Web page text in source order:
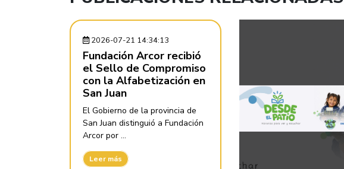
2026-07-21 14:34:13
Fundación Arcor recibió
el Sello de Compromiso
con la Alfabetización en
San Juan
El Gobierno de la provincia de
San Juan distinguió a Fundación
Arcor por ...
Leer más